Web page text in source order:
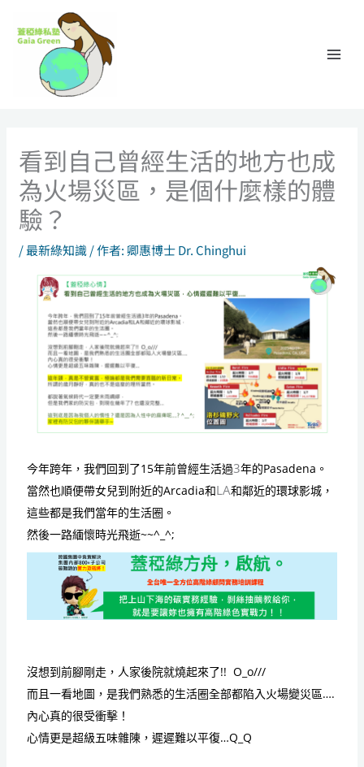
看到自己曾經生活的地方也成
為火場災區，是個什麼樣的體
驗？
/最新綠知識/ 作者: 卿惠博士 Dr. Chinghui
今年跨年，我們回到了15年前曾經生活過3年的Pasadena 。
當然也順便帶女兒到附近的Arcadia和LA和鄰近的環球影城 ，
這些都是我們當年的生活圈。
然後一路緬懷時光飛逝~~^_^;
沒想到前腳剛走，人家後院就燒起來了!! O_o///
而且一看地圖，是我們熟悉的生活圈全部都陷入火場變災區….
內心真的很受衝擊！
心情更是超級五味雜陳，遲遲難以平復…Q_Q